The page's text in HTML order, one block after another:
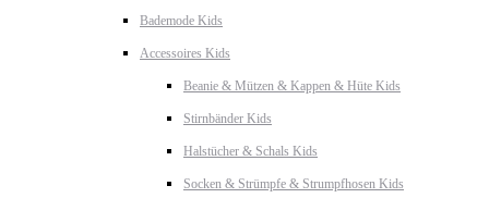
Bademode Kids
Accessoires Kids
Beanie & Mützen & Kappen & Hüte Kids
Stirnbänder Kids
Halstücher & Schals Kids
Socken & Strümpfe & Strumpfhosen Kids